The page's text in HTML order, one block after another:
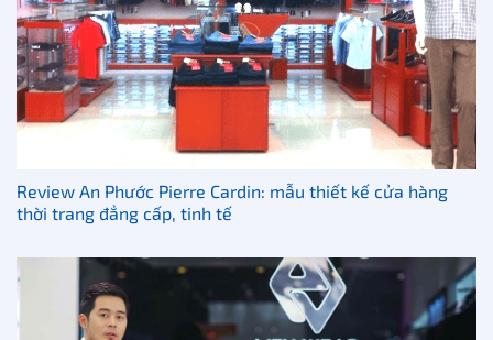
Review An Phước Pierre Cardin: mẫu thiết kế cửa hàng
thời trang đẳng cấp, tinh tế